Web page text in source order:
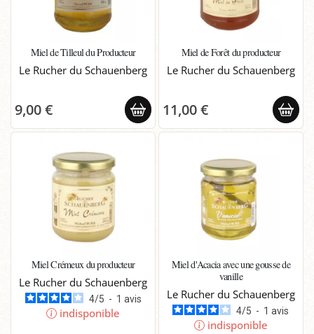
Miel de Tilleul du Producteur
Le Rucher du Schauenberg
9,00 €
Miel de Forêt du producteur
Le Rucher du Schauenberg
11,00 €
Miel Crémeux du producteur
Le Rucher du Schauenberg
4/5 - 1 avis
indisponible
Miel d'Acacia avec une gousse de
vanille
Le Rucher du Schauenberg
4/5 - 1avis
indisponible